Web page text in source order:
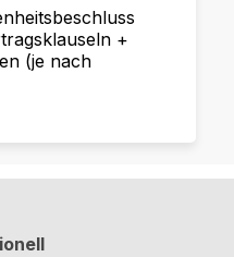
+
(je nach